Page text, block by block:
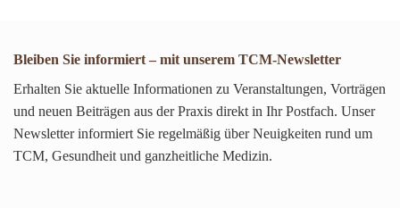
Bleiben Sie informiert – mit unserem TCM-Newsletter
Erhalten Sie aktuelle Informationen zu Veranstaltungen, Vorträgen
und neuen Beiträgen aus der Praxis direkt in Ihr Postfach. Unser
Newsletter informiert Sie regelmäßig über Neuigkeiten rund um
TCM, Gesundheit und ganzheitliche Medizin.